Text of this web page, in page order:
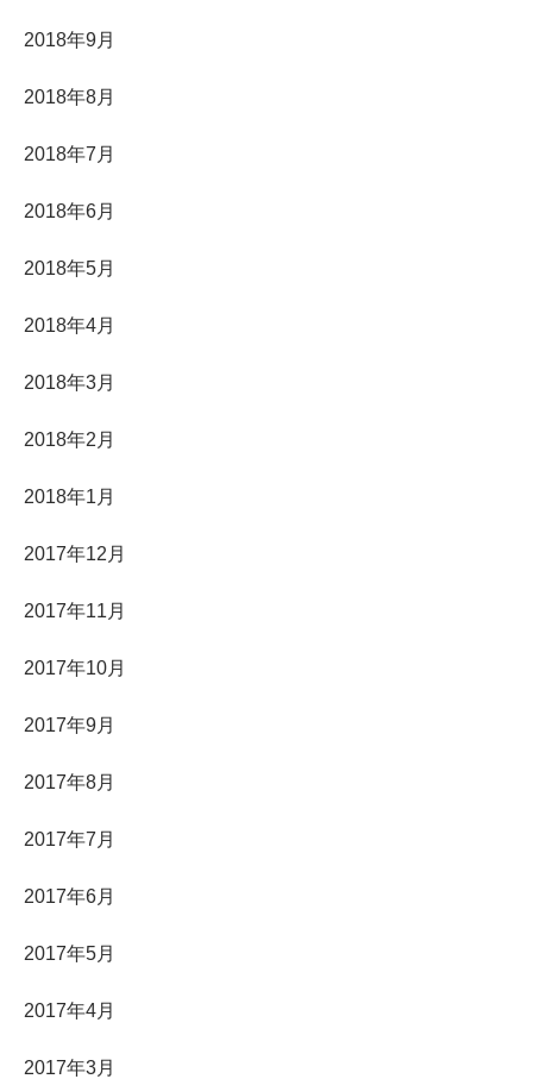
2018年9月
2018年8月
2018年7月
2018年6月
2018年5月
2018年4月
2018年3月
2018年2月
2018年1月
2017年12月
2017年11月
2017年10月
2017年9月
2017年8月
2017年7月
2017年6月
2017年5月
2017年4月
2017年3月